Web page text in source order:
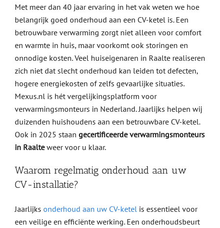
Met meer dan 40 jaar ervaring in het vak weten we hoe
belangrijk goed onderhoud aan een CV-ketel is. Een
betrouwbare verwarming zorgt niet alleen voor comfort
en warmte in huis, maar voorkomt ook storingen en
onnodige kosten. Veel huiseigenaren in Raalte realiseren
zich niet dat slecht onderhoud kan leiden tot defecten,
hogere energiekosten of zelfs gevaarlijke situaties.
Mexus.nl is hét vergelijkingsplatform voor
verwarmingsmonteurs in Nederland. Jaarlijks helpen wij
duizenden huishoudens aan een betrouwbare CV-ketel.
Ook in 2025 staan gecertificeerde verwarmingsmonteurs
in Raalteweer voor u klaar.
Waarom regelmatig onderhoud aan uw
CV-installatie?
Jaarlijks onderhoud aan uw CV-ketel is essentieel voor
een veilige en efficiënte werking. Een onderhoudsbeurt